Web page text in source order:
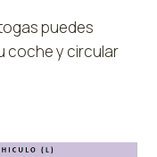
puedes
coche y circular